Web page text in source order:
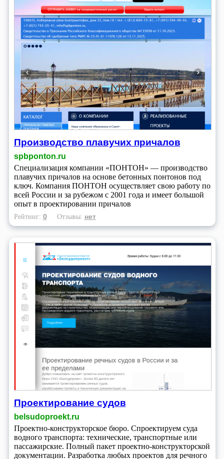
Производство плавучих причалов
spbponton.ru
Специализация компании «ПОНТОН» — производство
плавучих причалов на основе бетонных понтонов под
ключ. Компания ПОНТОН осуществляет свою работу по
всей России и за рубежом с 2001 года и имеет большой
опыт в проектировании причалов
Рейтинг: 0 Отзывы: нет
Проектирование судов
belsudoproekt.ru
Проектно-конструкторское бюро. Спроектируем суда
водного транспорта: технические, транспортные или
пассажирские. Полный пакет проектно-конструкторской
документации. Разработка любых проектов для речного